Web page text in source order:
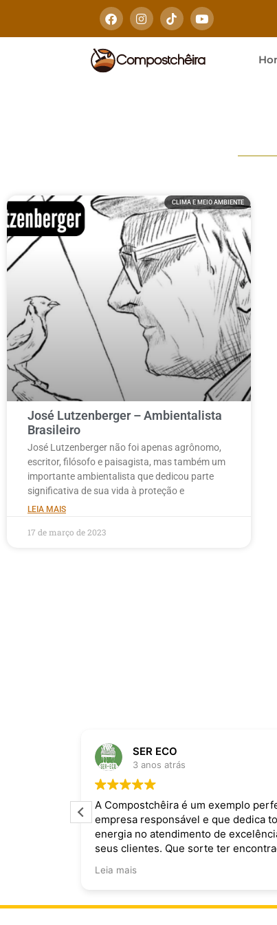
CLIMA E MEIO AMBIENTE
José Lutzenberger – Ambientalista
Brasileiro
José Lutzenberger não foi apenas agrônomo,
escritor, filósofo e paisagista, mas também um
importante ambientalista que dedicou parte
significativa de sua vida à proteção e
LEIA MAIS
17 de março de 2023
SER ECO
3 anos atrás
A Compostchêira é um exemplo
empresa responsável e que dedica
energia no atendimento de
seus clientes. Que sorte ter
Leia mais